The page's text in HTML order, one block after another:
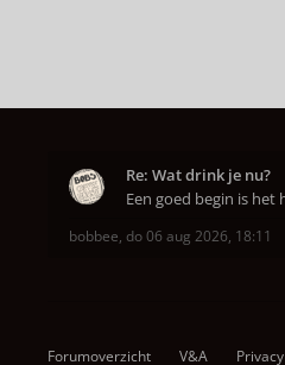
Re: Wat drink je nu?
bobbee, do 06 aug 2026, 18:11
Forumoverzicht V&A Privacy